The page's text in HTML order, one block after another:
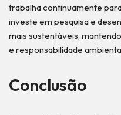
trabalha continuamente
investe em pesquisa e
mais sustentáveis,
e responsabilidade
Conclusão